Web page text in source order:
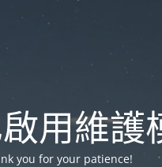
用維護
you for your patience!